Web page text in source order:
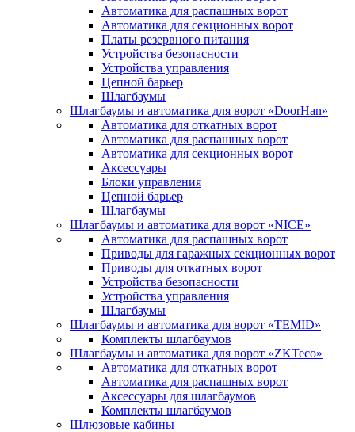
Автоматика для распашных ворот
Автоматика для секционных ворот
Платы резервного питания
Устройства безопасности
Устройства управления
Цепной барьер
Шлагбаумы
Шлагбаумы и автоматика для ворот «DoorHan»
Автоматика для откатных ворот
Автоматика для распашных ворот
Автоматика для секционных ворот
Аксессуары
Блоки управления
Цепной барьер
Шлагбаумы
Шлагбаумы и автоматика для ворот «NICE»
Автоматика для распашных ворот
Приводы для гаражных секционных ворот
Приводы для откатных ворот
Устройства безопасности
Устройства управления
Шлагбаумы
Шлагбаумы и автоматика для ворот «TEMID»
Комплекты шлагбаумов
Шлагбаумы и автоматика для ворот «ZKTeco»
Автоматика для откатных ворот
Автоматика для распашных ворот
Аксессуары для шлагбаумов
Комплекты шлагбаумов
Шлюзовые кабины